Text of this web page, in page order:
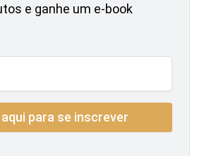
e ganhe um e-book